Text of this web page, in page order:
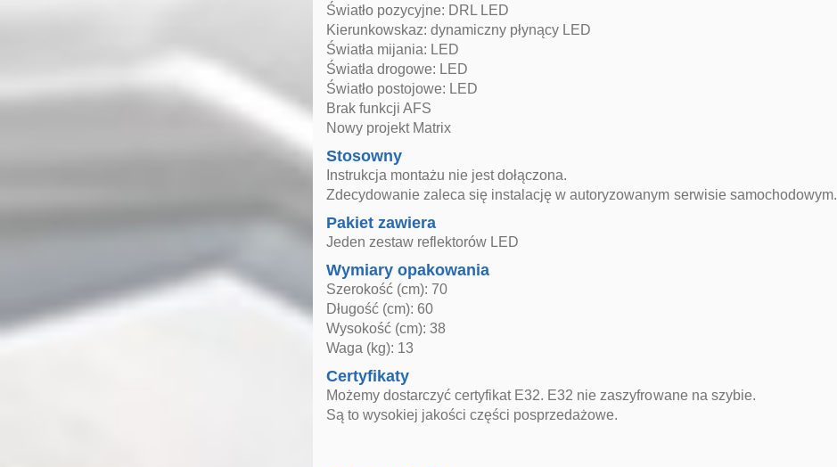
Światło pozycyjne: DRL LED
Kierunkowskaz: dynamiczny płynący LED
Światła mijania: LED
Światła drogowe: LED
Światło postojowe: LED
Brak funkcji AFS
Nowy projekt Matrix
Stosowny
Instrukcja montażu nie jest dołączona.
Zdecydowanie zaleca się instalację w autoryzowanym serwisie samochodowym.
Pakiet zawiera
Jeden zestaw reflektorów LED
Wymiary opakowania
Szerokość (cm): 70
Długość (cm): 60
Wysokość (cm): 38
Waga (kg): 13
Certyfikaty
Możemy dostarczyć certyfikat E32. E32 nie zaszyfrowane na szybie.
Są to wysokiej jakości części posprzedażowe.